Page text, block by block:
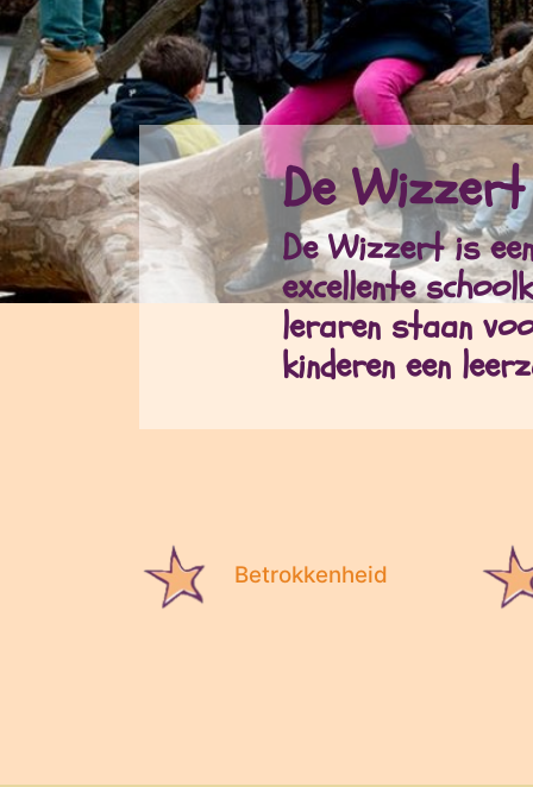
Contact
De Wizzert
De Wizzert is
excellente
leraren staan
kinderen een
Betrokkenheid